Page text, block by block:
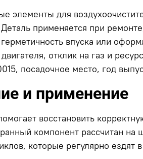
элементы для
применяется при
герметичность впуска или
отклик на газ и
посадочное место, год
и применение
восстановить
компонент рассчитан
которые регулярно